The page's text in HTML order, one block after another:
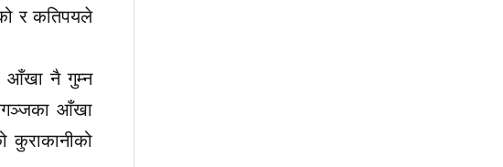
र कतिपयले
आँखा नै गुम्न
आँखा
कुराकानीको